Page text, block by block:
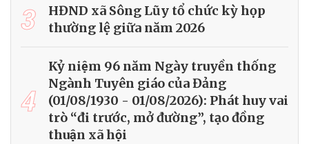
3
HĐND xã Sông Lũy tổ chức kỳ họp
thường lệ giữa năm 2026
4
Kỷ niệm 96 năm Ngày truyền thống
Ngành Tuyên giáo của Đảng
(01/08/1930 - 01/08/2026): Phát huy vai
trò “đi trước, mở đường”, tạo đồng
thuận xã hội